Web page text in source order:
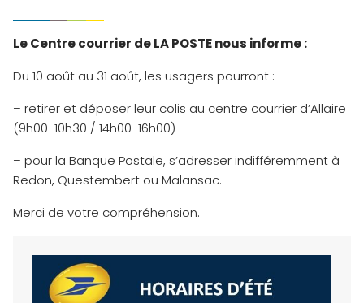
Le Centre courrier de LA POSTE nous informe :
Du 10 août au 31 août, les usagers pourront :
– retirer et déposer leur colis au centre courrier d’Allaire
(9h00-10h30 / 14h00-16h00)
– pour la Banque Postale, s’adresser indifféremment à
Redon, Questembert ou Malansac.
Merci de votre compréhension.